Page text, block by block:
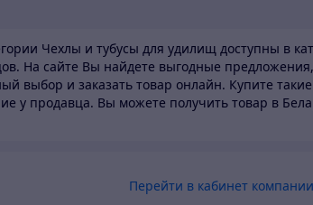
Чехлы и тубусы для удилищ доступны в
На сайте Вы найдете выгодные
выбор и заказать товар онлайн. Купите
у продавца. Вы можете получить товар в
Перейти в кабинет компании